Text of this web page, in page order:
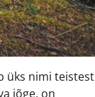
üks nimi teistest
jõge, on